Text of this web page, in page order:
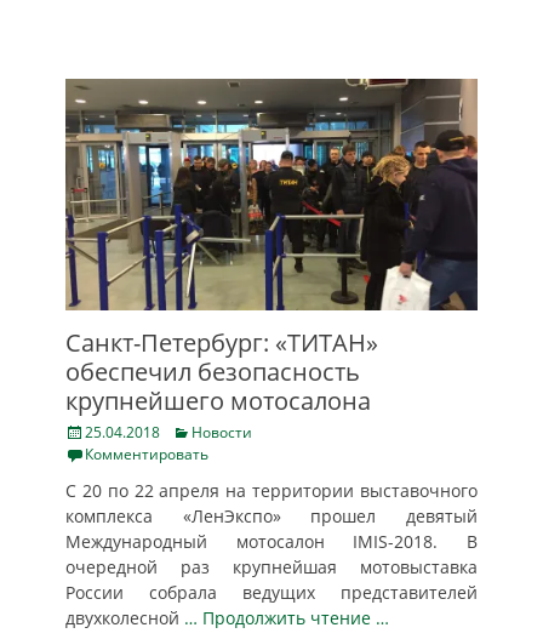
Санкт-Петербург: «ТИТАН»
обеспечил безопасность
крупнейшего мотосалона
Posted
on
25.04.2018 Categories
Новости
Комментировать
С 20 по 22 апреля на территории выставочного
комплекса «ЛенЭкспо» прошел девятый
Международный мотосалон IMIS-2018. В
очередной раз крупнейшая мотовыставка
России собрала ведущих представителей
двухколесной … Продолжить чтение …